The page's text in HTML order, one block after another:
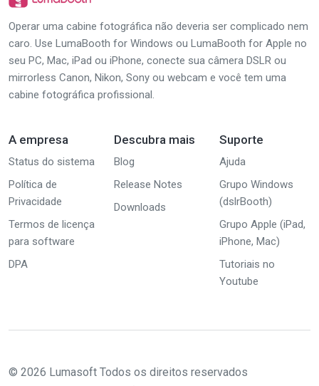
Operar uma cabine fotográfica não deveria ser complicado nem
caro. Use LumaBooth for Windows ou LumaBooth for Apple no
seu PC, Mac, iPad ou iPhone, conecte sua câmera DSLR ou
mirrorless Canon, Nikon, Sony ou webcam e você tem uma
cabine fotográfica profissional.
A empresa
Status do sistema
Política de
Privacidade
Termos de licença
para software
DPA
Descubra mais
Blog
Release Notes
Downloads
Suporte
Ajuda
Grupo Windows
(dslrBooth)
Grupo Apple (iPad,
iPhone, Mac)
Tutoriais no
Youtube
© 2026 Lumasoft Todos os direitos reservados